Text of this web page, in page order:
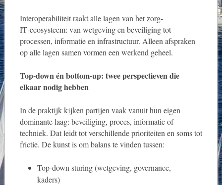
Interoperabiliteit raakt alle lagen van het zorg-
IT‑ecosysteem: van wetgeving en beveiliging tot
processen, informatie en infrastructuur. Alleen afspraken
op alle lagen samen vormen een werkend geheel.
Top‑down én bottom‑up: twee perspectieven die
elkaar nodig hebben
In de praktijk kijken partijen vaak vanuit hun eigen
dominante laag: beveiliging, proces, informatie of
techniek. Dat leidt tot verschillende prioriteiten en soms tot
frictie. De kunst is om balans te vinden tussen:
Top‑down sturing (wetgeving, governance,
kaders)